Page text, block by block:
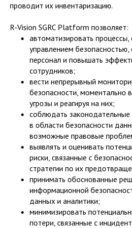
проводит их инвентаризацию.
R-Vision SGRC Platform позволяет:
автоматизировать процессы,
управлением безопасностью,
персонал и повышать
сотрудников;
вести непрерывный
безопасности, моментально
угрозы и реагируя на них;
соблюдать
в области безопасности
возможные правовые
выявлять и оценивать
риски, связанные с
стратегии по их
принимать обоснованные
информационной
данных и аналитики;
минимизировать
потери, связанные с